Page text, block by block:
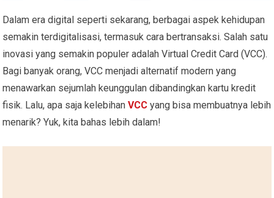
Dalam era digital seperti sekarang, berbagai aspek kehidupan
semakin terdigitalisasi, termasuk cara bertransaksi. Salah satu
inovasi yang semakin populer adalah Virtual Credit Card (VCC).
Bagi banyak orang, VCC menjadi alternatif modern yang
menawarkan sejumlah keunggulan dibandingkan kartu kredit
fisik. Lalu, apa saja kelebihanVCC yang bisa membuatnya lebih
menarik? Yuk, kita bahas lebih dalam!